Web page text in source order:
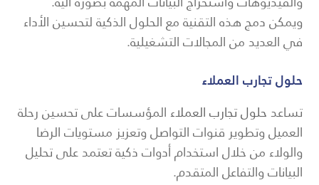
ويمكن دمج هذه التقنية مع الحلول الذكية لتحسين الأداء
في العديد من المجالات التشغيلية.
حلول تجارب العملاء
تساعدحلول تجارب العملاءالمؤسسات على تحسين رحلة
العميل وتطوير قنوات التواصل وتعزيز مستويات الرضا
والولاء من خلال استخدام أدوات ذكية تعتمد على تحليل
البيانات والتفاعل المتقدم.